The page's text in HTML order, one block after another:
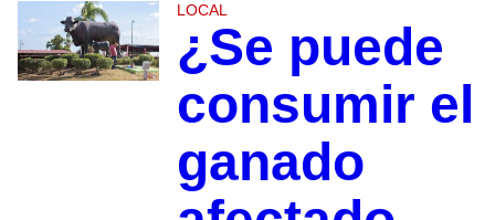
LOCAL
¿Se puede
consumir el
ganado